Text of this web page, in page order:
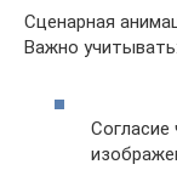
Сценарная
Важно учитывать:
Согласие